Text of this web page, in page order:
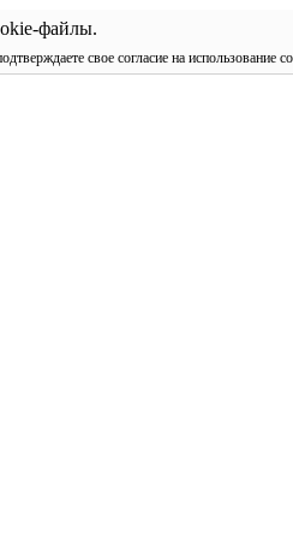
файлы.
свое согласие на использование